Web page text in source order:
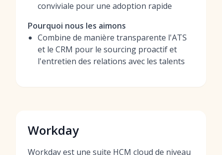
conviviale pour une adoption rapide
Pourquoi nous les aimons
Combine de manière transparente l'ATS
et le CRM pour le sourcing proactif et
l'entretien des relations avec les talents
Workday
Workday est une suite HCM cloud de niveau